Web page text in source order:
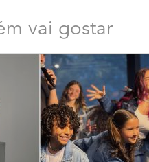
vai gostar